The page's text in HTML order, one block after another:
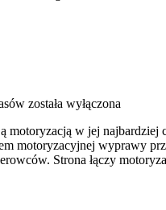
została wyłączona
w jej
motoryzacyjnej wyprawy
Strona łączy